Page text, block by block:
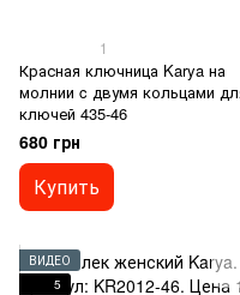
1
Красная ключница Karya на
молнии c двумя кольцами
ключей 435-46
680 грн
Купить
ВИДЕО
5